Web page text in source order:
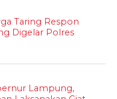
Taring Respon
Digelar Polres
Lampung,